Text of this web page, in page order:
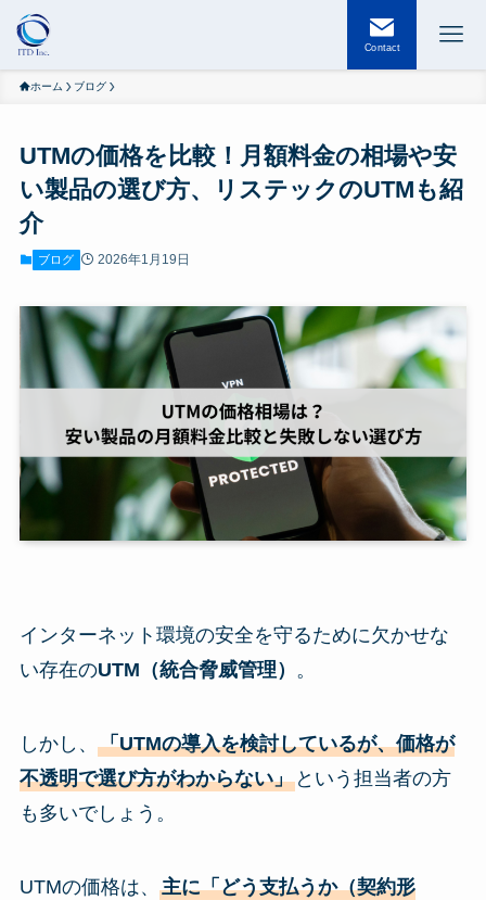
Contact
ホーム ブログ
UTMの価格を比較！月額料金の相場や安
い製品の選び方、リステックのUTMも紹
介
ブログ 2026年1月19日
インターネット環境の安全を守るために欠かせな
い存在のUTM（統合脅威管理） 。
しかし、 「UTMの導入を検討しているが、価格が
不透明で選び方がわからない」という担当者の方
も多いでしょう。
UTMの価格は、 主に「どう支払うか（契約形